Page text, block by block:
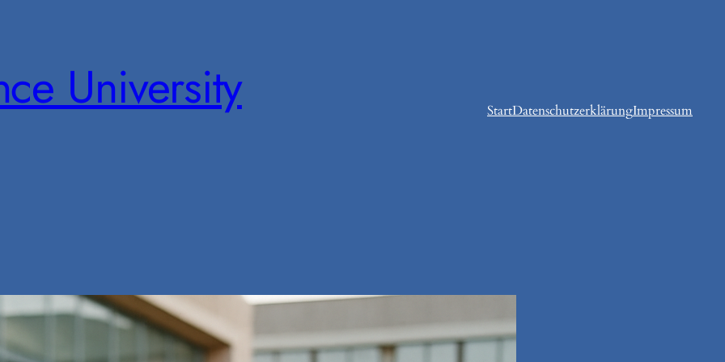
University StartDatenschutzerklärungImpressum